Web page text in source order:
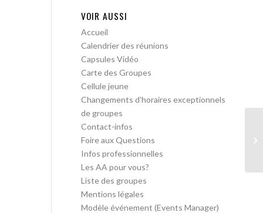
VOIR AUSSI
Accueil
Calendrier des réunions
Capsules Vidéo
Carte des Groupes
Cellule jeune
Changements d’horaires exceptionnels
de groupes
Contact-infos
Foire aux Questions
Infos professionnelles
Les AA pour vous?
Liste des groupes
Mentions légales
Modèle événement (Events Manager)